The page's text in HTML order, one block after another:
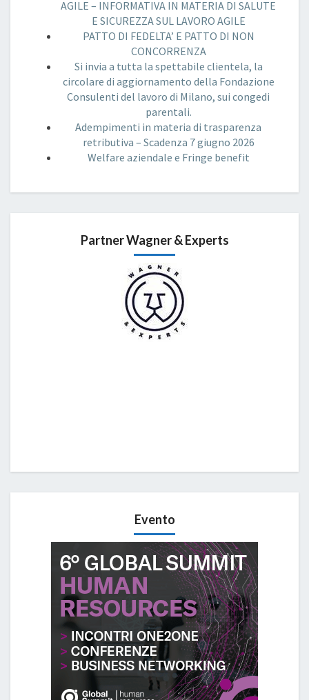
AGILE – INFORMATIVA IN MATERIA DI SALUTE
E SICUREZZA SUL LAVORO AGILE
PATTO DI FEDELTA’ E PATTO DI NON
CONCORRENZA
Si invia a tutta la spettabile clientela, la
circolare di aggiornamento della Fondazione
Consulenti del lavoro di Milano, sui congedi
parentali.
Adempimenti in materia di trasparenza
retributiva – Scadenza 7 giugno 2026
Welfare aziendale e Fringe benefit
Partner Wagner & Experts
Evento